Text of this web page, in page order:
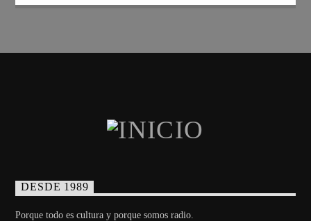
DESDE 1989
Porque todo es cultura y porque somos radio.